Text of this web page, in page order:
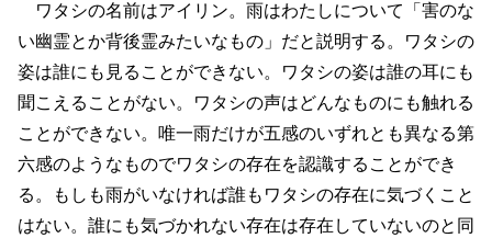
ワタシの名前はアイリン。雨はわたしについて「害のな
い幽霊とか背後霊みたいなもの」だと説明する。ワタシの
姿は誰にも見ることができない。ワタシの姿は誰の耳にも
聞こえることがない。ワタシの声はどんなものにも触れる
ことができない。唯一雨だけが五感のいずれとも異なる第
六感のようなものでワタシの存在を認識することができ
る。もしも雨がいなければ誰もワタシの存在に気づくこと
はない。誰にも気づかれない存在は存在していないのと同